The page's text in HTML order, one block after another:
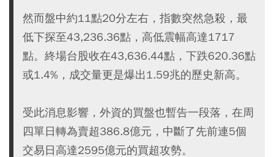
然而盤中約11點20分左右，指數突然急殺，最
低下探至43,236.36點，高低震幅高達1717
點。終場台股收在43,636.44點，下跌620.36點
或1.4%，成交量更是爆出1.59兆的歷史新高。
受此消息影響，外資的買盤也暫告一段落，在周
四單日轉為賣超386.8億元，中斷了先前連5個
交易日高達2595億元的買超攻勢。